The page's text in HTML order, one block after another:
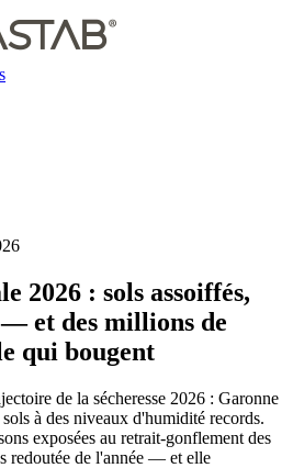
2026 : sols assoiffés,
— et des millions de
qui bougent
de la sécheresse 2026 : Garonne
à des niveaux d'humidité records.
exposées au retrait-gonflement des
redoutée de l'année — et elle